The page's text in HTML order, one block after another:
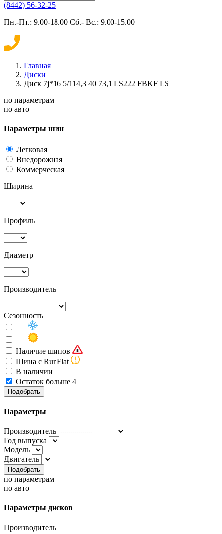
(8442) 56-32-25
Пн.-Пт.: 9.00-18.00 Сб.- Вс.: 9.00-15.00
Главная
Диски
Диск 7j*16 5/114,3 40 73,1 LS222 FBKF LS
по параметрам
по авто
Параметры шин
Легковая
Внедорожная
Коммерческая
Ширина
Профиль
Диаметр
Производитель
Сезонность
Наличие шипов
Шина с RunFlat
В наличии
Остаток больше 4
Подобрать
Параметры
Производитель
Год выпуска
Модель
Двигатель
Подобрать
по параметрам
по авто
Параметры дисков
Производитель